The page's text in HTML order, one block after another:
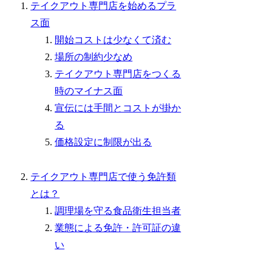
テイクアウト専門店を始めるプラ
ス面
開始コストは少なくて済む
場所の制約少なめ
テイクアウト専門店をつくる
時のマイナス面
宣伝には手間とコストが掛か
る
価格設定に制限が出る
テイクアウト専門店で使う免許類
とは？
調理場を守る食品衛生担当者
業態による免許・許可証の違
い